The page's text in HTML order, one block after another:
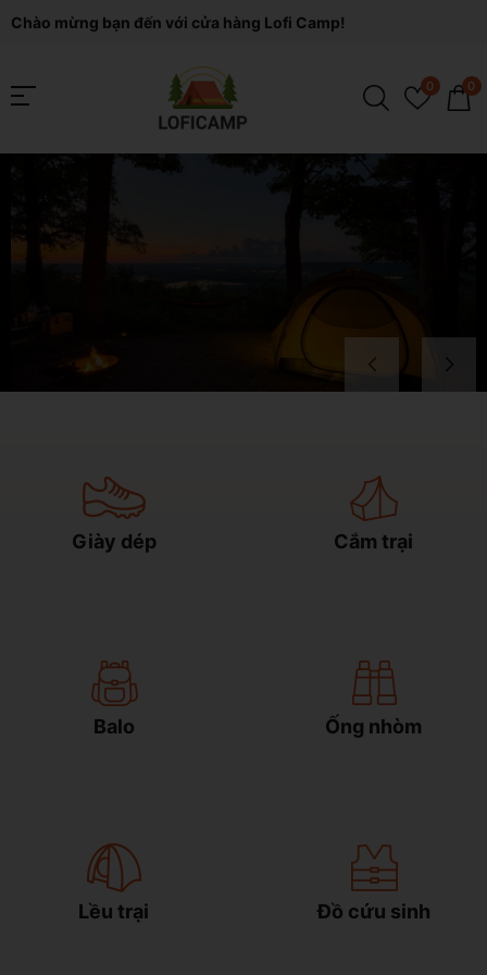
Chào mừng bạn đến với cửa hàng Lofi Camp!
0 0
Giày dép Cắm trại
Balo Ống nhòm
Lều trại Đồ cứu sinh